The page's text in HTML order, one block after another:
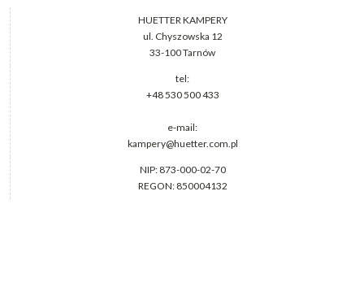
HUETTER KAMPERY
ul. Chyszowska 12
33-100 Tarnów
tel:
+48 530 500 433
e-mail:
kampery@huetter.com.pl
NIP: 873-000-02-70
REGON: 850004132